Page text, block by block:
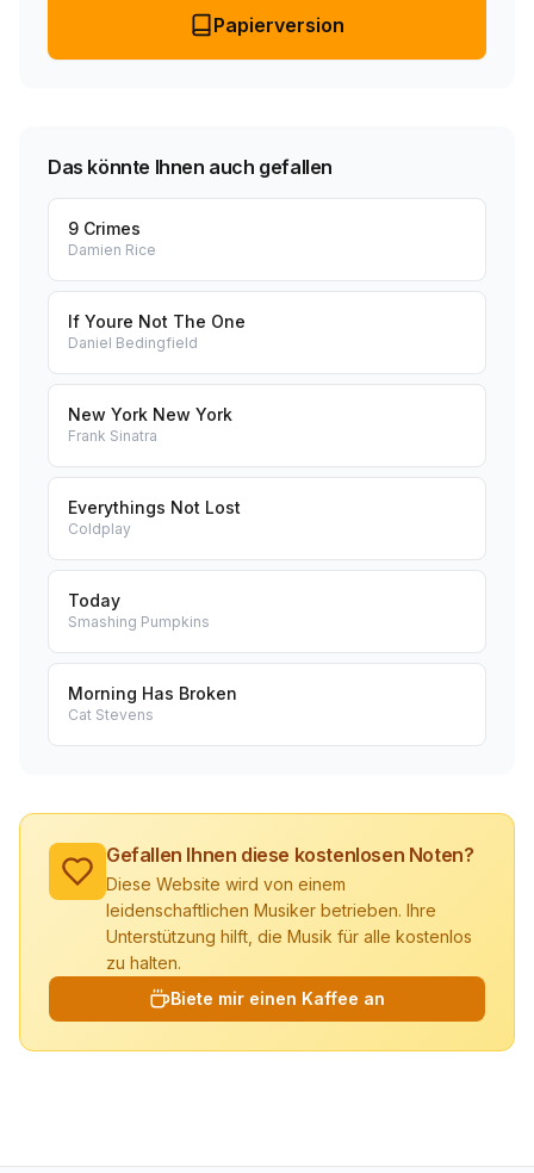
Papierversion
Das könnte Ihnen auch gefallen
9 Crimes
Damien Rice
If Youre Not The One
Daniel Bedingfield
New York New York
Frank Sinatra
Everythings Not Lost
Coldplay
Today
Smashing Pumpkins
Morning Has Broken
Cat Stevens
Gefallen Ihnen diese kostenlosen Noten?
Diese Website wird von einem
leidenschaftlichen Musiker betrieben. Ihre
Unterstützung hilft, die Musik für alle kostenlos
zu halten.
Biete mir einen Kaffee an